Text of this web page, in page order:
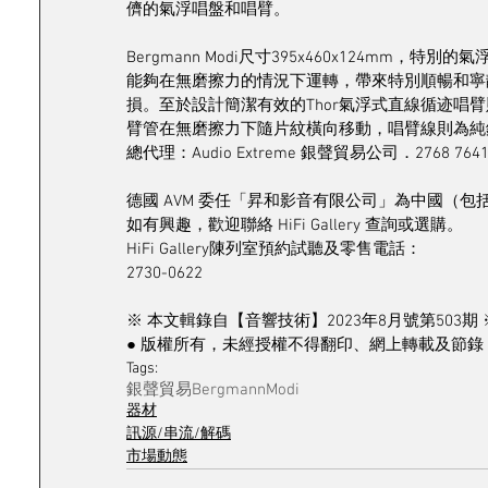
儕的氣浮唱盤和唱臂。
Bergmann Modi尺寸395x460x124mm，特別的
能夠在無磨擦力的情況下運轉，帶來特別順暢和
損。至於設計簡潔有效的Thor氣浮式直線循迹唱
臂管在無磨擦力下隨片紋橫向移動，唱臂線則為
總代理：Audio Extreme 銀聲貿易公司．2768 7641
德國 AVM 委任「昇和影音有限公司」為中國（包
如有興趣，歡迎聯絡 HiFi Gallery 查詢或選購。
HiFi Gallery陳列室預約試聽及零售電話：
2730-0622
※ 本文輯錄自【音響技術】2023年8月號第503
● 版權所有，未經授權不得翻印、網上轉載及節錄
Tags:
銀聲貿易BergmannModi
器材
訊源/串流/解碼
市場動態